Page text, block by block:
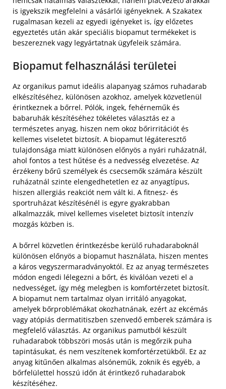
is igyekszik megfelelni a vásárlói igényeknek. A Szakatex
rugalmasan kezeli az egyedi igényeket is, így előzetes
egyeztetés után akár speciális biopamut termékeket is
beszereznek vagy legyártatnak ügyfeleik számára.
Biopamut felhasználási területei
Az organikus pamut ideális alapanyag számos ruhadarab
elkészítéséhez, különösen azokhoz, amelyek közvetlenül
érintkeznek a bőrrel. Pólók, ingek, fehérneműk és
babaruhák készítéséhez tökéletes választás ez a
természetes anyag, hiszen nem okoz bőrirritációt és
kellemes viseletet biztosít. A biopamut légáteresztő
tulajdonsága miatt különösen előnyös a nyári ruházatnál,
ahol fontos a test hűtése és a nedvesség elvezetése. Az
érzékeny bőrű személyek és csecsemők számára készült
ruházatnál szinte elengedhetetlen ez az anyagtípus,
hiszen allergiás reakciót nem vált ki. A fitnesz- és
sportruházat készítésénél is egyre gyakrabban
alkalmazzák, mivel kellemes viseletet biztosít intenzív
mozgás közben is.
A bőrrel közvetlen érintkezésbe kerülő ruhadaraboknál
különösen előnyös a biopamut használata, hiszen mentes
a káros vegyszermaradványoktól. Ez az anyag természetes
módon engedi lélegezni a bőrt, és kiválóan vezeti el a
nedvességet, így még melegben is komfortérzetet biztosít.
A biopamut nem tartalmaz olyan irritáló anyagokat,
amelyek bőrproblémákat okozhatnának, ezért az ekcémás
vagy atópiás dermatitiszben szenvedő emberek számára is
megfelelő választás. Az organikus pamutból készült
ruhadarabok többszöri mosás után is megőrzik puha
tapintásukat, és nem veszítenek komfortérzetükből. Ez az
anyag kitűnően alkalmas alsóneműk, zoknik és egyéb, a
bőrfelülettel hosszú időn át érintkező ruhadarabok
készítéséhez.